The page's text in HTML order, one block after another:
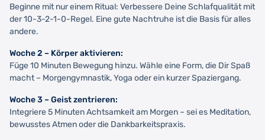
Beginne mit nur einem Ritual: Verbessere Deine Schlafqualität mit
der 10-3-2-1-0-Regel. Eine gute Nachtruhe ist die Basis für alles
andere.
Woche 2 – Körper aktivieren:
Füge 10 Minuten Bewegung hinzu. Wähle eine Form, die Dir Spaß
macht – Morgengymnastik, Yoga oder ein kurzer Spaziergang.
Woche 3 – Geist zentrieren:
Integriere 5 Minuten Achtsamkeit am Morgen – sei es Meditation,
bewusstes Atmen oder die Dankbarkeitspraxis.